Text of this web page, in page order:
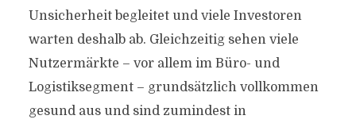
Unsicherheit begleitet und viele Investoren
warten deshalb ab. Gleichzeitig sehen viele
Nutzermärkte – vor allem im Büro- und
Logistiksegment – grundsätzlich vollkommen
gesund aus und sind zumindest in